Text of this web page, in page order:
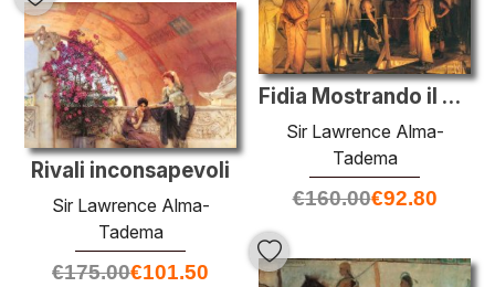
Fidia Mostrando il Fregio del Partenone ai suoi amici
Sir Lawrence Alma-
Tadema
€160.00€92.80
Rivali inconsapevoli
Sir Lawrence Alma-
Tadema
€175.00€101.50